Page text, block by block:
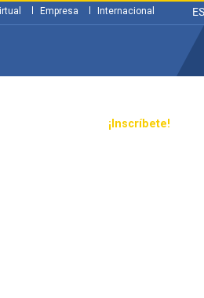
¡Inscríbete!
Empresa Internacional